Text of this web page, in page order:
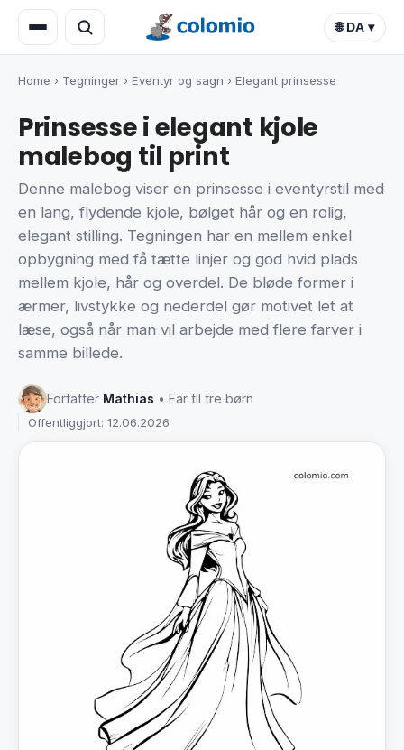
🌐 DA ▾
Home › Tegninger › Eventyr og sagn › Elegant prinsesse
Prinsesse i elegant kjole
malebog til print
Denne malebog viser en prinsesse i eventyrstil med
en lang, flydende kjole, bølget hår og en rolig,
elegant stilling. Tegningen har en mellem enkel
opbygning med få tætte linjer og god hvid plads
mellem kjole, hår og overdel. De bløde former i
ærmer, livstykke og nederdel gør motivet let at
læse, også når man vil arbejde med flere farver i
samme billede.
Forfatter Mathias • Far til tre børn
Offentliggjort: 12.06.2026